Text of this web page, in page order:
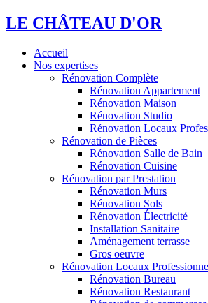
LE CHÂTEAU D'OR
Accueil
Nos expertises
Rénovation Complète
Rénovation Appartement
Rénovation Maison
Rénovation Studio
Rénovation Locaux
Rénovation de Pièces
Rénovation Salle de Bain
Rénovation Cuisine
Rénovation par Prestation
Rénovation Murs
Rénovation Sols
Rénovation Électricité
Installation Sanitaire
Aménagement terrasse
Gros oeuvre
Rénovation Locaux
Rénovation Bureau
Rénovation Restaurant